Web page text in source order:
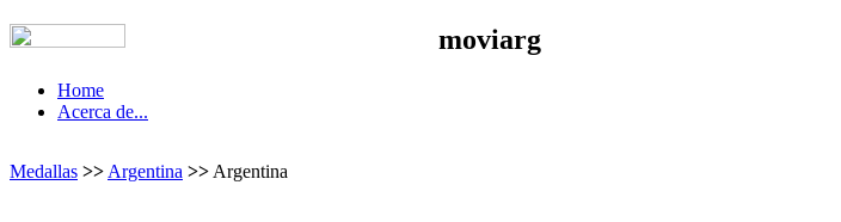
moviarg
Home
Acerca de...
Medallas >> Argentina >> Argentina